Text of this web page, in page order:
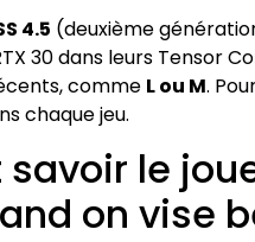
4.5 (deuxième
30 dans leurs
comme L ou M.
chaque jeu.
le
on vise